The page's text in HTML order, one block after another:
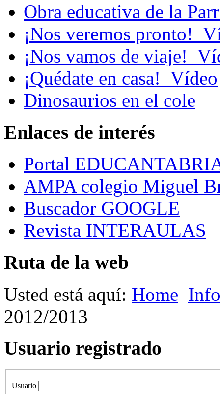
Obra educativa de la
¡Nos veremos
¡Nos vamos de
¡Quédate en casa!_Vídeo
Dinosaurios en el cole
Enlaces de interés
Portal
AMPA colegio Miguel
Buscador GOOGLE
Revista INTERAULAS
Ruta de la web
Usted está aquí: Home
2012/2013
Usuario registrado
Usuario